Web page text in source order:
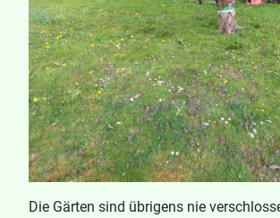
Die Gärten sind übrigens nie